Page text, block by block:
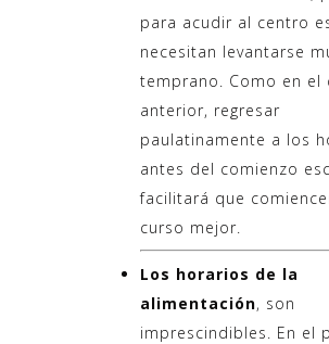
para acudir al centro
necesitan levantarse
temprano. Como en el
anterior, regresar
paulatinamente a los
antes del comienzo
facilitará que
curso mejor.
Los horarios de la
alimentación, son
imprescindibles. En el